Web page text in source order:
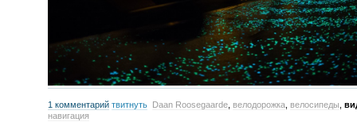
1 комментарий твитнуть Daan Roosegaarde велодорожка велосипеды
навигация